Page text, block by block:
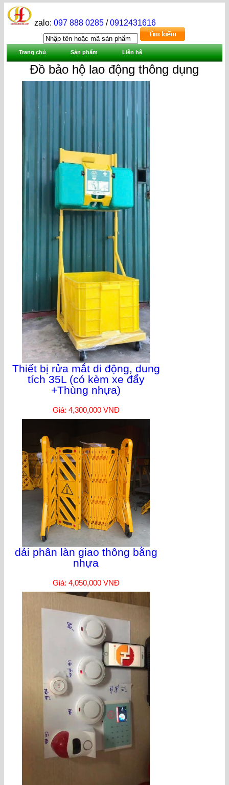
zalo:097 888 0285 /0912431616
Trang chủ Sản phẩm Liên hệ
Đồ bảo hộ lao động thông dụng
Thiết bị rửa mắt di động, dung
tích 35L (có kèm xe đẩy
+Thùng nhựa)
Giá: 4,300,000 VNĐ
dải phân làn giao thông bằng
nhựa
Giá: 4,050,000 VNĐ